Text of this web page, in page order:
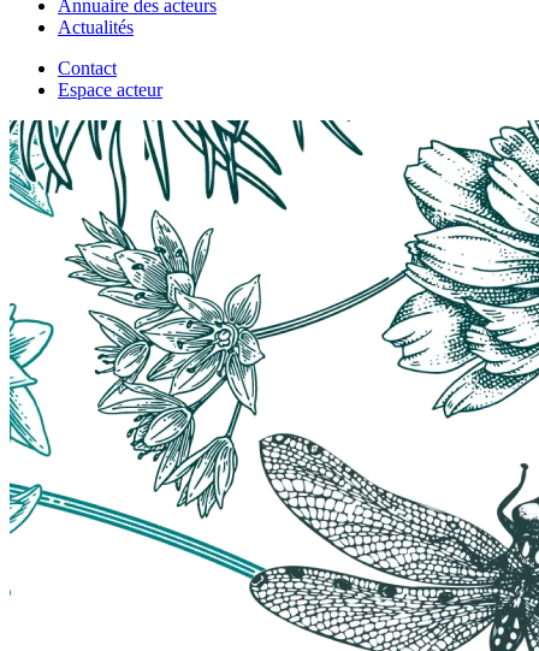
Annuaire des acteurs
Actualités
Contact
Espace acteur